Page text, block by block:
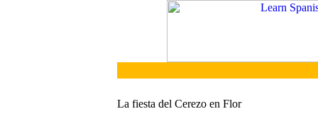
La fiesta del Cerezo en Flor